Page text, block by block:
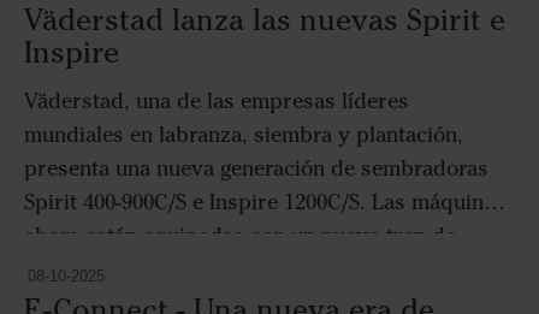
Väderstad lanza las nuevas Spirit e
Inspire
Väderstad, una de las empresas líderes
mundiales en labranza, siembra y plantación,
presenta una nueva generación de sembradoras
Spirit 400-900C/S e Inspire 1200C/S. Las máquinas
ahora están equipadas con un nuevo tren de
siembra, mayor presión en el tren de siembra,
una nueva opción de rastrillo y ajuste hidráulico
08-10-2025